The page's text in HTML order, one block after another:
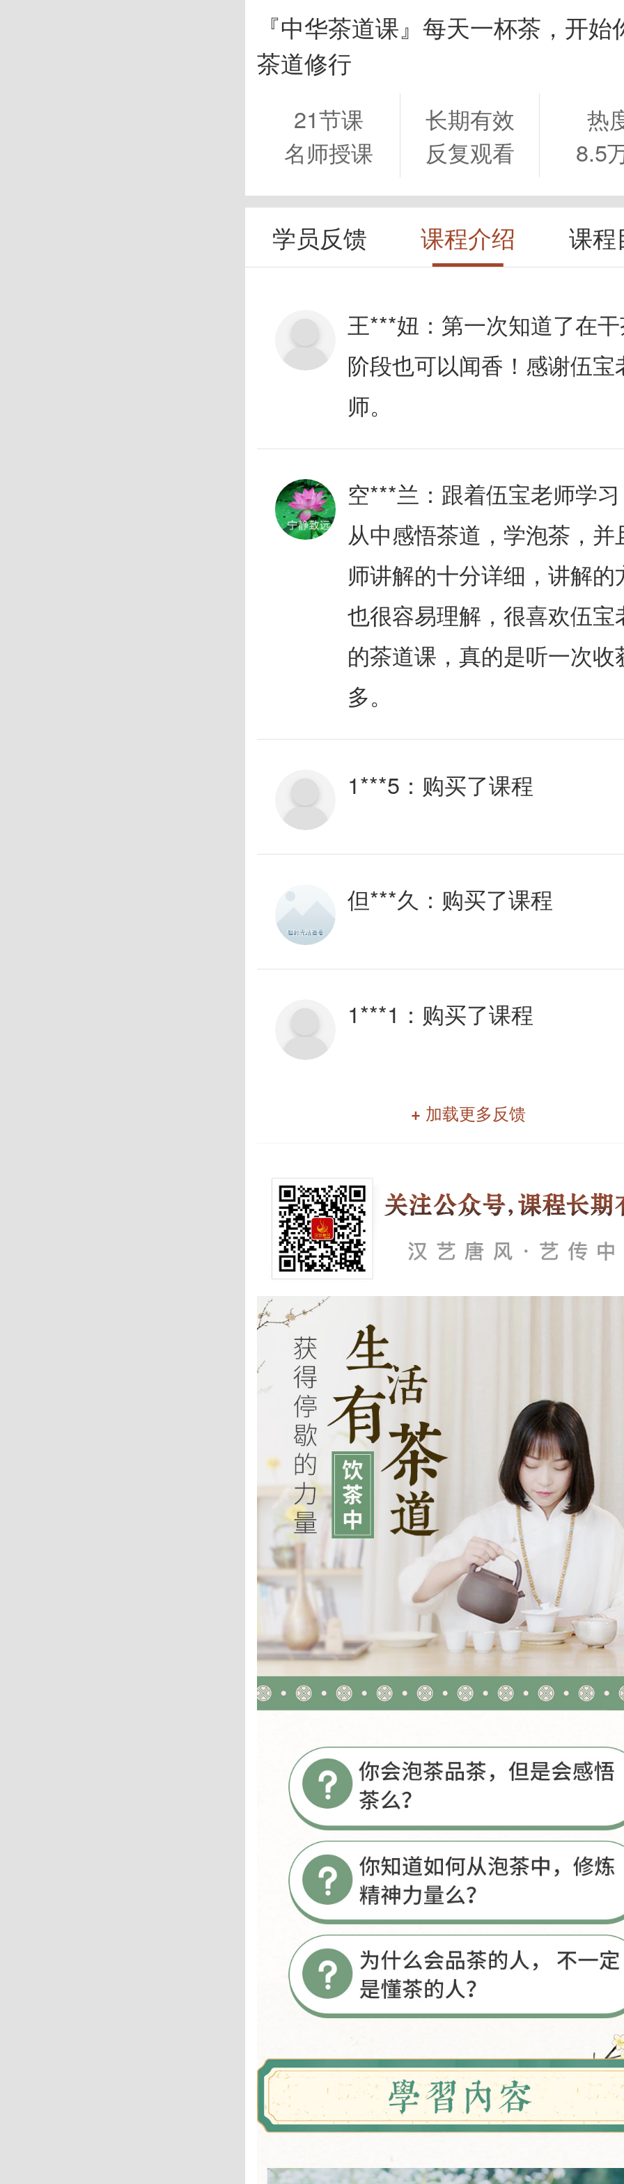
『中华茶道课』每天一杯茶，开始
茶道修行
21节课
名师授课
长期有效
反复观看
热
8.5
学员反馈 课程介绍 课程
王***妞： 第一次知道了在
阶段也可以闻香！感谢伍宝
师。
空***兰： 跟着伍宝老师学
从中感悟茶道，学泡茶，并
师讲解的十分详细，讲解的
也很容易理解，很喜欢伍宝
的茶道课，真的是听一次收
多。
1***5： 购买了课程
但***久： 购买了课程
1***1： 购买了课程
+ 加载更多反馈